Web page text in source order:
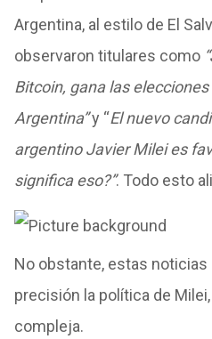
Argentina, al estilo de El
observaron titulares como
Bitcoin, gana las
Argentina”y “El nuevo
argentino Javier Milei es
significa eso?”. Todo esto
No obstante, estas noticias
precisión la política de
compleja.